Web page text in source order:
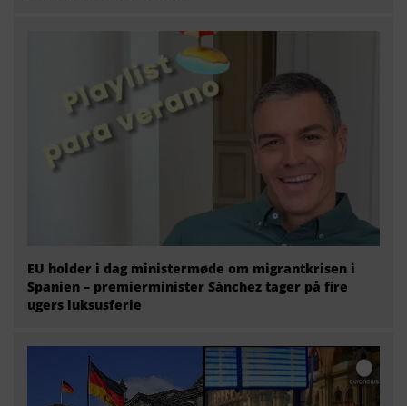
EU holder i dag ministermøde om migrantkrisen i
Spanien – premierminister Sánchez tager på fire
ugers luksusferie